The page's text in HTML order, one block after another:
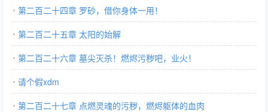
第二百二十四章 罗砂，借你身体一用！
第二百二十五章 太阳的始解
第二百二十六章 墓尖灭杀！燃烬污秽吧，业火！
请个假xdm
第二百二十七章 点燃灵魂的污秽，燃烬躯体的血肉